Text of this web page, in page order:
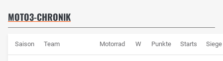
MOTO3-CHRONIK
Saison Team Motorrad W Punkte Starts Siege